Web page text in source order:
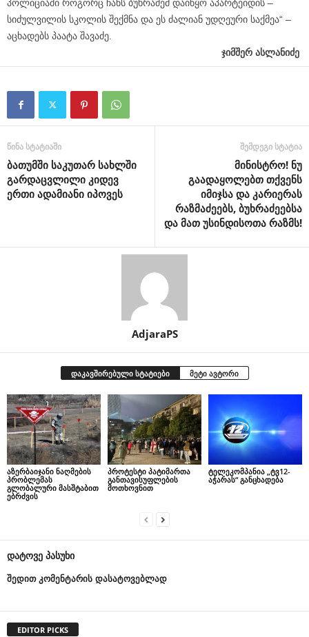
პოლიციაში როგორც ჩანს ბუხრაძემ დაიწყო აპარტეიდის –
სიძულვილის სკოლის შექმნა და ეს ძალიან უდღეური საქმეა“ –
აცხადებს პაატა შავაძე.
ჯიმშერ ასლანიძე
წინა სტატიაში
ბათუმში საკუთარ სახლში
გარდაცვლილი კიდევ
ერთი ადამიანი იპოვეს
შემდეგი სტატია
მინისტრო! ნუ
გაადაყოლებთ თქვენს
იმიჯსა და კარიერას
რაზმაძეებს, ბუხრაძეებსა
და მათ უსინდისოთა რაზმს!
AdjaraPS
დაკავშირებული სტატიები მეტი ავტორი
აზერბაიჯანი ნაღმების
პრობლემას
გლობალური მასშტაბით
ებრძვის
პროტესტი პატიმართა
განთავისუფლების
მოთხოვნით
ტელეკომპანია „ტვ12-
აჭარას“ განცხადება
დატოვე პასუხი
შედით კომენტარის დასატოვებლად
EDITOR PICKS